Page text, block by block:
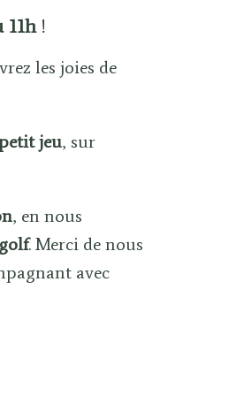
11h !
les joies de
jeu, sur
, en nous
. Merci de nous
avec